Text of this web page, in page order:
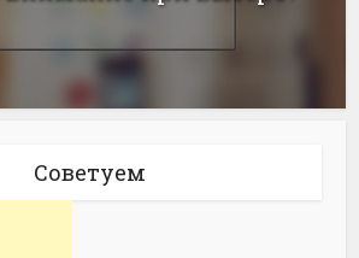
Советуем